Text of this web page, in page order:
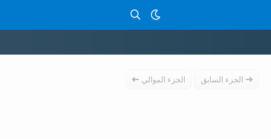
بحث عن قصص بالدارجة
الجزء السابق الجزء الموالي